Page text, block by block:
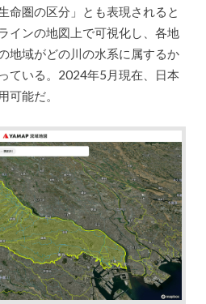
命圏の区分」とも表現されると
インの地図上で可視化し、各地
地域がどの川の水系に属するか
ている。2024年5月現在、日本
可能だ。